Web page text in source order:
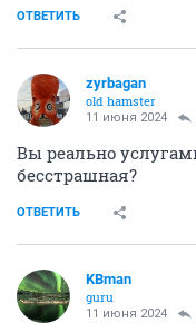
ОТВЕТИТЬ
zyrbagan
old hamster
11 июня 2024
Вы реально
бесстрашная?
ОТВЕТИТЬ
KBman
guru
11 июня 2024